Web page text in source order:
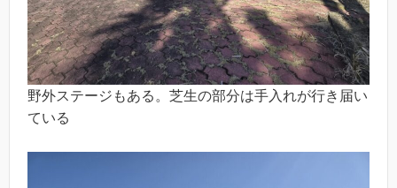
野外ステージもある。芝生の部分は手入れが行き届い
ている